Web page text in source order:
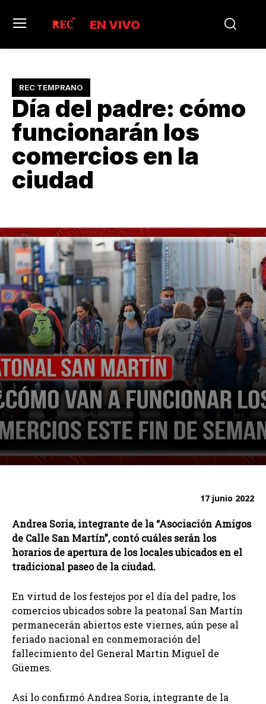
EN VIVO
REC TEMPRANO
Día del padre: cómo
funcionarán los
comercios en la
ciudad
17 junio 2022
Andrea Soria, integrante de la “Asociación Amigos
de Calle San Martín”, contó cuáles serán los
horarios de apertura de los locales ubicados en el
tradicional paseo de la ciudad.
En virtud de los festejos por el día del padre, los
comercios ubicados sobre la peatonal San Martín
permanecerán abiertos este viernes, aún pese al
feriado nacional en conmemoración del
fallecimiento del General Martin Miguel de
Güemes.
Así lo confirmó Andrea Soria, integrante de la